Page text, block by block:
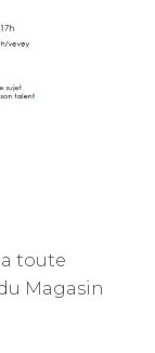
toute
Magasin